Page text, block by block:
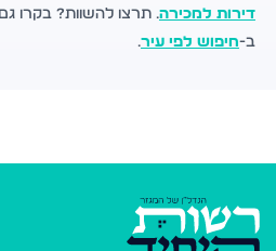
דירות למכירה. תרצו להשוות? בקרו
ב-חיפוש לפי עיר.